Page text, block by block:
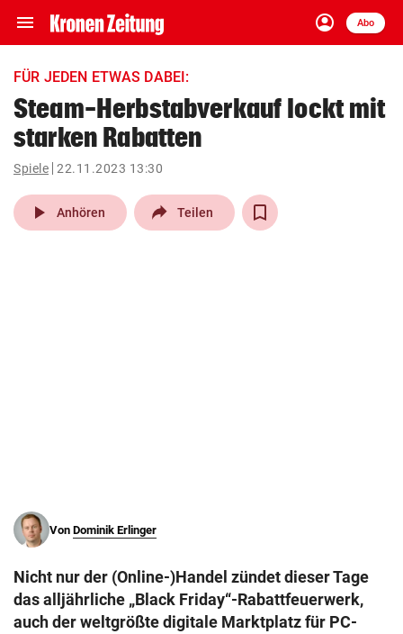
menu Navigation
ein-/ausklappen
account_circle
Anmelden
Abo
close Schließen
account_circle Anmelden
pin_drop
Wien arrow_right
FÜR JEDEN ETWAS DABEI:
Steam-Herbstabverkauf lockt mit
starken Rabatten
Spiele 22.11.2023 13:30
play_arrow Anhören Teilen
Von Dominik Erlinger
Nicht nur der (Online-)Handel zündet dieser Tage
das alljährliche „Black Friday“-Rabattfeuerwerk,
auch der weltgrößte digitale Marktplatz für PC-